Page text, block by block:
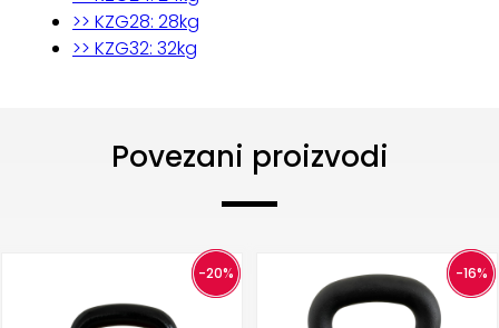
>> KZG28: 28kg
>> KZG32: 32kg
Povezani proizvodi
-20% -16%